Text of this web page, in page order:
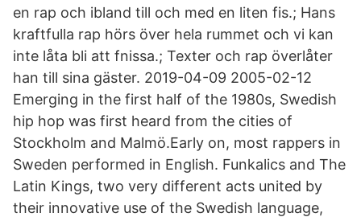
en rap och ibland till och med en liten fis.; Hans
kraftfulla rap hörs över hela rummet och vi kan
inte låta bli att fnissa.; Texter och rap överlåter
han till sina gäster. 2019-04-09 2005-02-12
Emerging in the first half of the 1980s, Swedish
hip hop was first heard from the cities of
Stockholm and Malmö.Early on, most rappers in
Sweden performed in English. Funkalics and The
Latin Kings, two very different acts united by
their innovative use of the Swedish language,